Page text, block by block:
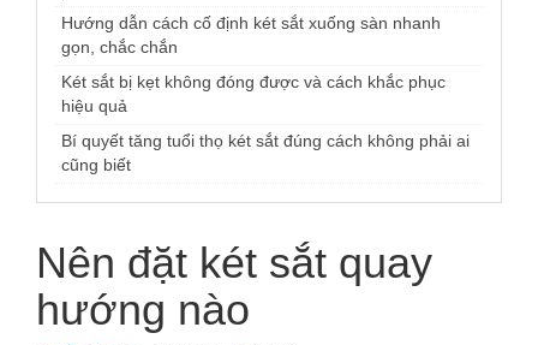
Hướng dẫn cách cố định két sắt xuống sàn nhanh
gọn, chắc chắn
Két sắt bị kẹt không đóng được và cách khắc phục
hiệu quả
Bí quyết tăng tuổi thọ két sắt đúng cách không phải ai
cũng biết
Nên đặt két sắt quay
hướng nào